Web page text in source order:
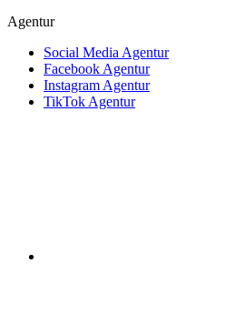
Agentur
Social Media Agentur
Facebook Agentur
Instagram Agentur
TikTok Agentur